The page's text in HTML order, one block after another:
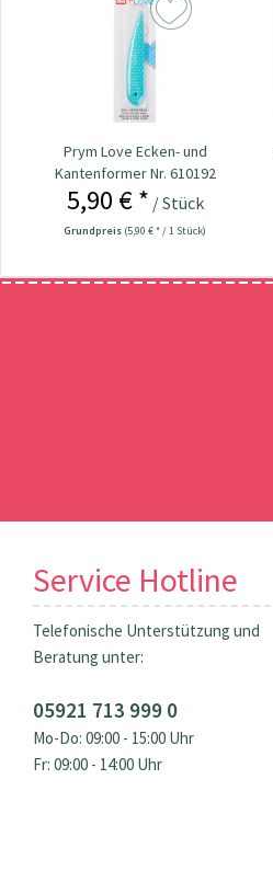
Prym Love Ecken- und
Kantenformer Nr. 610192
5,90 € * / Stück
Grundpreis (5,90 € * / 1 Stück)
Service Hotline
Telefonische Unterstützung und
Beratung unter:
05921 713 999 0
Mo-Do: 09:00 - 15:00 Uhr
Fr: 09:00 - 14:00 Uhr